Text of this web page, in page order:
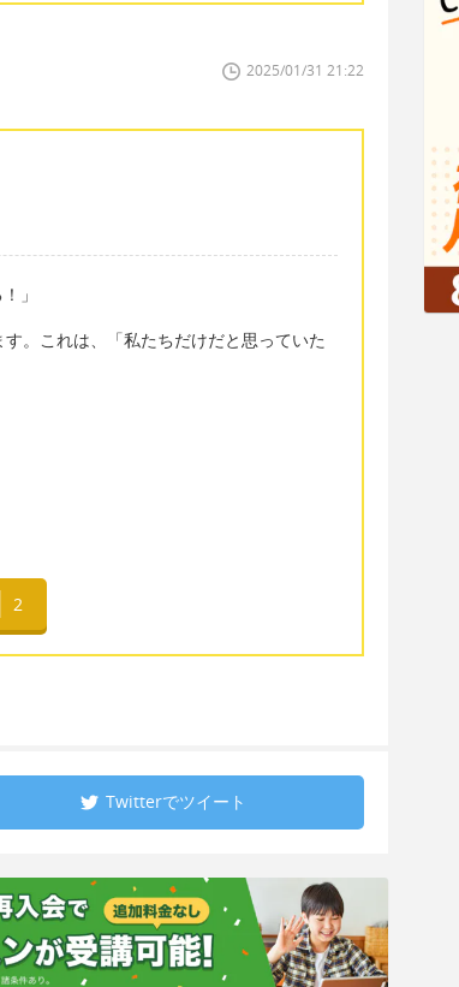
2025/01/31 21:22
」
。これは、「私たちだけだと思っていた
2
Twitterでツイート